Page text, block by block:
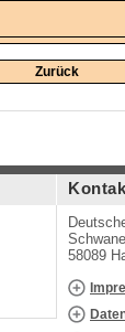
Zurück
58089